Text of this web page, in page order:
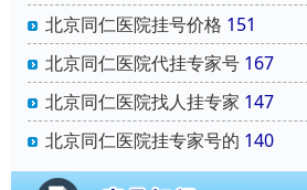
北京同仁医院挂号价格 151
北京同仁医院代挂专家号 167
北京同仁医院找人挂专家 147
北京同仁医院挂专家号的 140